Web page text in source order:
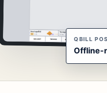
QBILL POS
Offline-